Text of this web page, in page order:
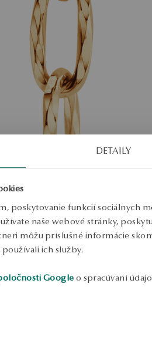
DETAILY
poskytovanie funkcií sociálnych
naše webové stránky,
môžu príslušné informácie
ich služby.
Google o spracúvaní